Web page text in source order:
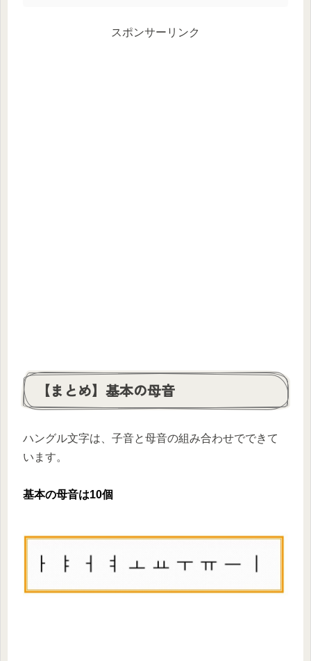
スポンサーリンク
【まとめ】基本の母音
ハングル文字は、子音と母音の組み合わせでできて
います。
基本の母音は10個